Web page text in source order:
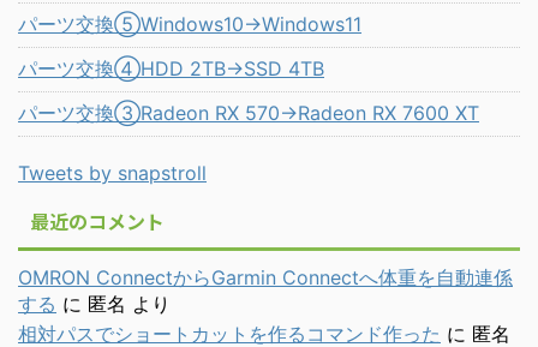
パーツ交換⑤Windows10→Windows11
パーツ交換④HDD 2TB→SSD 4TB
パーツ交換③Radeon RX 570→Radeon RX 7600 XT
Tweets by snapstroll
最近のコメント
OMRON ConnectからGarmin Connectへ体重を自動連係
する に 匿名 より
相対パスでショートカットを作るコマンド作った に 匿名